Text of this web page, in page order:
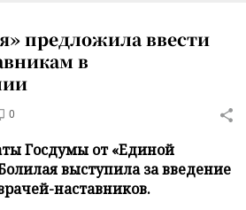
предложила ввести
в
0
Госдумы от «Единой
выступила за введение
наставников.